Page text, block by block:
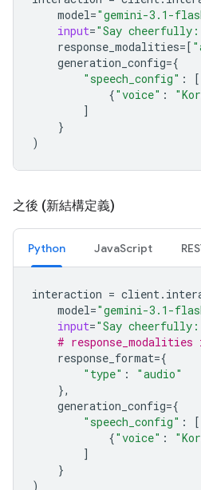
model="gemini-3.1-
input="Say cheerfully:
response_modalities=[
generation_config={
"speech_config" :
[
{"voice" :
]
}
)
之後 (新結構定義)
Python JavaScript
interaction = client.
model="gemini-3.1-
input="Say cheerfully:
# response_modalities
response_format={
"type" :
"audio"
},
generation_config={
"speech_config" :
[
{"voice" :
]
}
)